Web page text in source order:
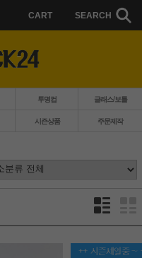
CART SEARCH
투명컵 글래스/보틀
시즌상품
주문제작